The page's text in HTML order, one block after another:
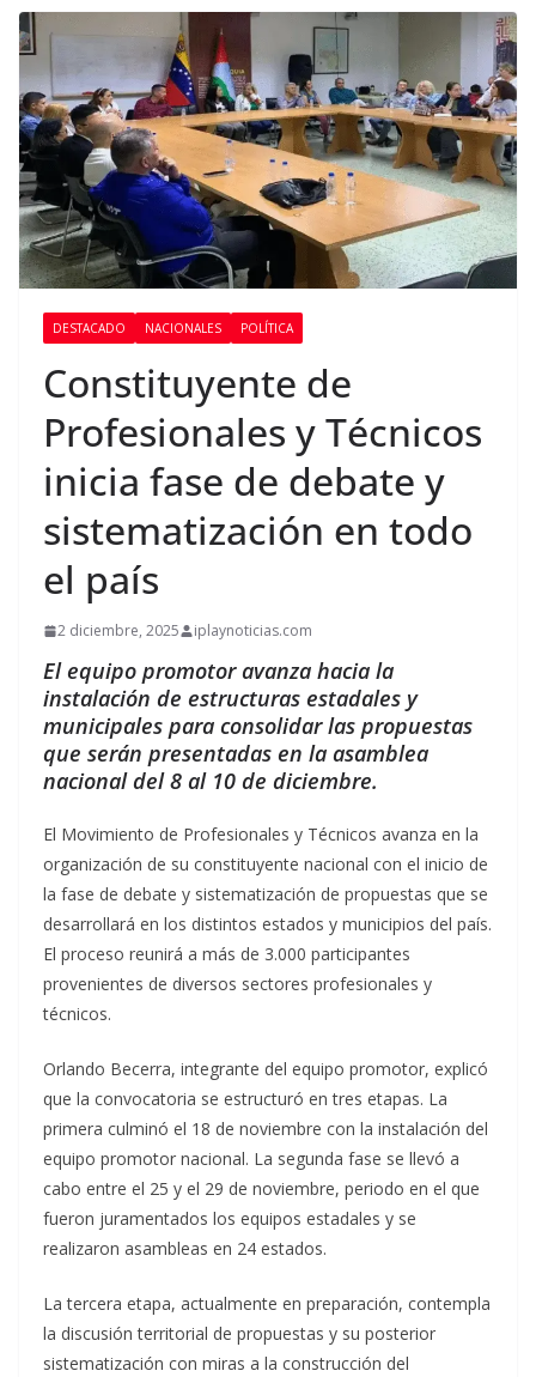
DESTACADO NACIONALES POLÍTICA
Constituyente de
Profesionales y Técnicos
inicia fase de debate y
sistematización en todo
el país
2 diciembre, 2025 iplaynoticias.com
El equipo promotor avanza hacia la
instalación de estructuras estadales y
municipales para consolidar las propuestas
que serán presentadas en la asamblea
nacional del 8 al 10 de diciembre.
El Movimiento de Profesionales y Técnicos avanza en la
organización de su constituyente nacional con el inicio de
la fase de debate y sistematización de propuestas que se
desarrollará en los distintos estados y municipios del país.
El proceso reunirá a más de 3.000 participantes
provenientes de diversos sectores profesionales y
técnicos.
Orlando Becerra, integrante del equipo promotor, explicó
que la convocatoria se estructuró en tres etapas. La
primera culminó el 18 de noviembre con la instalación del
equipo promotor nacional. La segunda fase se llevó a
cabo entre el 25 y el 29 de noviembre, periodo en el que
fueron juramentados los equipos estadales y se
realizaron asambleas en 24 estados.
La tercera etapa, actualmente en preparación, contempla
la discusión territorial de propuestas y su posterior
sistematización con miras a la construcción del